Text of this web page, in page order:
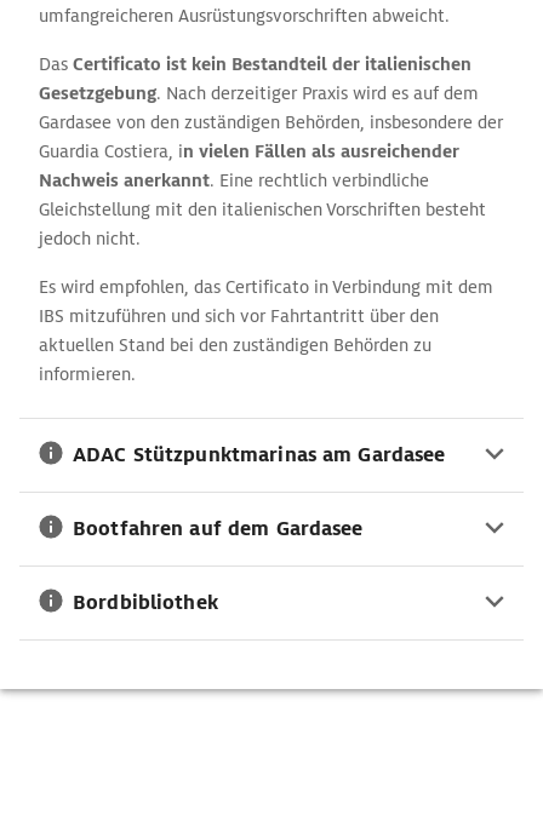
umfangreicheren Ausrüstungsvorschriften abweicht.
Das Certificato ist kein Bestandteil der italienischen
Gesetzgebung. Nach derzeitiger Praxis wird es auf dem
Gardasee von den zuständigen Behörden, insbesondere der
Guardia Costiera, in vielen Fällen als ausreichender
Nachweis anerkannt. Eine rechtlich verbindliche
Gleichstellung mit den italienischen Vorschriften besteht
jedoch nicht.
Es wird empfohlen, das Certificato in Verbindung mit dem
IBS mitzuführen und sich vor Fahrtantritt über den
aktuellen Stand bei den zuständigen Behörden zu
informieren.
ADAC Stützpunktmarinas am Gardasee
Bootfahren auf dem Gardasee
Bordbibliothek